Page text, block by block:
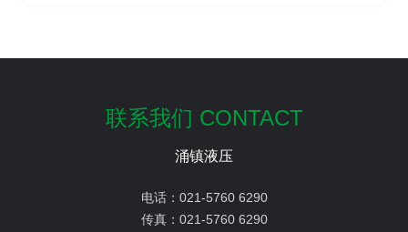
联系我们 CONTACT
涌镇液压
电话： 021-5760 6290
传真： 021-5760 6290